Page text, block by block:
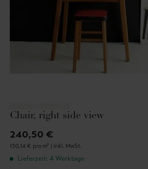
Chair, right side view
240,50 €
130,14 € pro m² | inkl. MwSt.
Lieferzeit: 4 Werktage